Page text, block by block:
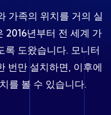
가족의 위치를 거의 실
년부터 전 세계 가
록 도왔습니다. 모니터
번만 설치하면, 이후에
를 볼 수 있습니다.